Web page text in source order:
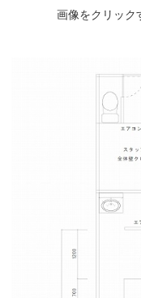
画像をクリック